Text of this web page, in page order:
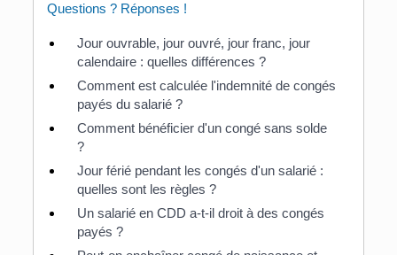
Questions ? Réponses !
Jour ouvrable, jour ouvré, jour franc, jour
calendaire : quelles différences ?
Comment est calculée l'indemnité de congés
payés du salarié ?
Comment bénéficier d'un congé sans solde
?
Jour férié pendant les congés d'un salarié :
quelles sont les règles ?
Un salarié en CDD a-t-il droit à des congés
payés ?